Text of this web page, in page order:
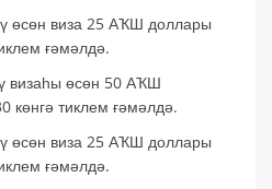
өсөн виза 25 АҠШ доллары
ғәмәлдә.
визаһы өсөн 50 АҠШ
көнгә тиклем ғәмәлдә.
өсөн виза 25 АҠШ доллары
ғәмәлдә.